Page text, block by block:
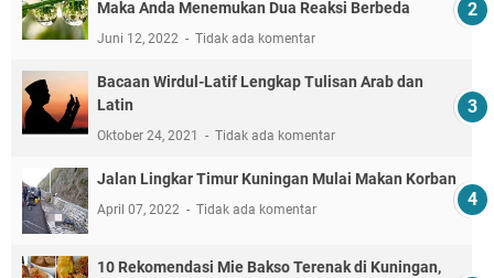
Maka Anda Menemukan Dua Reaksi Berbeda
Juni 12, 2022 Tidak ada komentar
Bacaan Wirdul-Latif Lengkap Tulisan Arab dan
Latin
Oktober 24, 2021 Tidak ada komentar
Jalan Lingkar Timur Kuningan Mulai Makan Korban
April 07, 2022 Tidak ada komentar
10 Rekomendasi Mie Bakso Terenak di Kuningan,